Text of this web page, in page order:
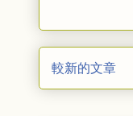
較新的文章